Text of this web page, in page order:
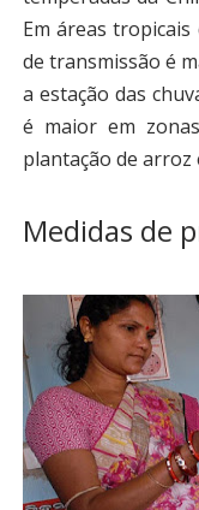
Em áreas
de transmissão é
a estação das
é maior em
plantação de arroz
Medidas de